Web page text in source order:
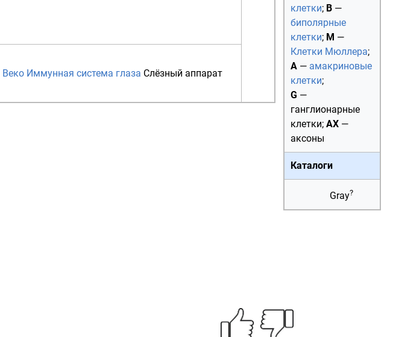
клетки; B —
биполярные
клетки; M —
Клетки Мюллера;
A — амакриновые
клетки;
G —
ганглионарные
клетки; AX —
аксоны
Каталоги
Gray?
Веко Иммунная система глаза Слёзный аппарат